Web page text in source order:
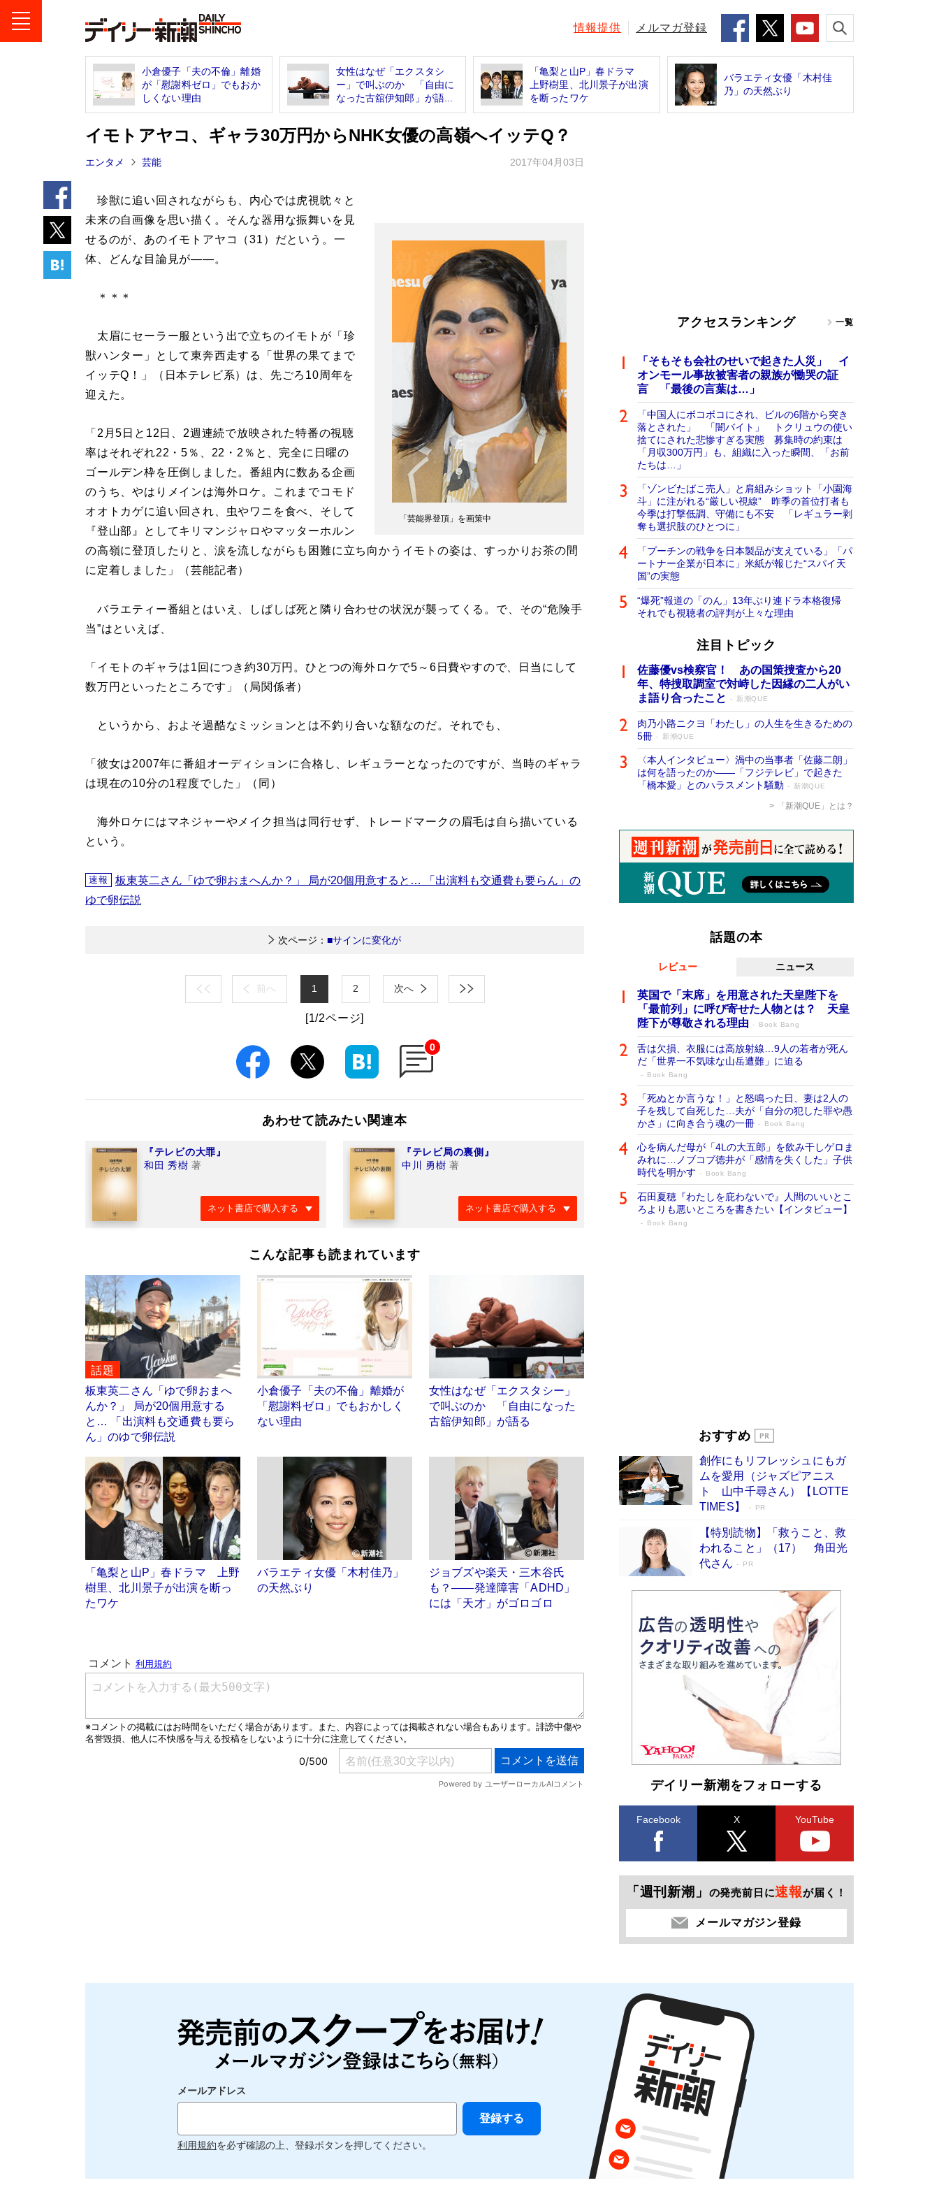
情報提供 メルマガ登録
小倉優子「夫の不倫」離婚
が「慰謝料ゼロ」でもおか
しくない理由
女性はなぜ「エクスタシ
ー」で叫ぶのか 「自由に
なった古舘伊知郎」が語...
「亀梨と山P」春ドラマ
上野樹里、北川景子が出演
を断ったワケ
バラエティ女優「木村佳
乃」の天然ぶり
イモトアヤコ、ギャラ30万円からNHK女優の高嶺へイッテQ？
エンタメ 芸能 2017年04月03日
「芸能界登頂」を画策中
珍獣に追い回されながらも、内心では虎視眈々と
未来の自画像を思い描く。そんな器用な振舞いを見
せるのが、あのイモトアヤコ（31）だという。一
体、どんな目論見が――。
＊＊＊
太眉にセーラー服という出で立ちのイモトが「珍
獣ハンター」として東奔西走する「世界の果てまで
イッテQ！」（日本テレビ系）は、先ごろ10周年を
迎えた。
「2月5日と12日、2週連続で放映された特番の視聴
率はそれぞれ22・5％、22・2％と、完全に日曜の
ゴールデン枠を圧倒しました。番組内に数ある企画
のうち、やはりメインは海外ロケ。これまでコモド
オオトカゲに追い回され、虫やワニを食べ、そして
『登山部』としてキリマンジャロやマッターホルン
の高嶺に登頂したりと、涙を流しながらも困難に立ち向かうイモトの姿は、すっかりお茶の間
に定着しました」（芸能記者）
バラエティー番組とはいえ、しばしば死と隣り合わせの状況が襲ってくる。で、その“危険手
当”はといえば、
「イモトのギャラは1回につき約30万円。ひとつの海外ロケで5～6日費やすので、日当にして
数万円といったところです」（局関係者）
というから、およそ過酷なミッションとは不釣り合いな額なのだ。それでも、
「彼女は2007年に番組オーディションに合格し、レギュラーとなったのですが、当時のギャラ
は現在の10分の1程度でした」（同）
海外ロケにはマネジャーやメイク担当は同行せず、トレードマークの眉毛は自ら描いている
という。
速報
板東英二さん「ゆで卵おまへんか？」 局が20個用意すると… 「出演料も交通費も要らん」の
ゆで卵伝説
次ページ： ■サインに変化が
前へ 1 2 次へ
[1/2ページ]
0
あわせて読みたい関連本
『テレビの大罪』
和田 秀樹 著
ネット書店で購入する
『テレビ局の裏側』
中川 勇樹 著
ネット書店で購入する
こんな記事も読まれています
話題
板東英二さん「ゆで卵おまへ
んか？」 局が20個用意する
と… 「出演料も交通費も要ら
ん」のゆで卵伝説
小倉優子「夫の不倫」離婚が
「慰謝料ゼロ」でもおかしく
ない理由
女性はなぜ「エクスタシー」
で叫ぶのか 「自由になった
古舘伊知郎」が語る
「亀梨と山P」春ドラマ 上野
樹里、北川景子が出演を断っ
たワケ
バラエティ女優「木村佳乃」
の天然ぶり
ジョブズや楽天・三木谷氏
も？――発達障害「ADHD」
には「天才」がゴロゴロ
アクセスランキング 一覧
「そもそも会社のせいで起きた人災」 イ
オンモール事故被害者の親族が慟哭の証
言 「最後の言葉は…」
「中国人にボコボコにされ、ビルの6階から突き
落とされた」 「闇バイト」 トクリュウの使い
捨てにされた悲惨すぎる実態 募集時の約束は
「月収300万円」も、組織に入った瞬間、「お前
たちは…」
「ゾンビたばこ売人」と肩組みショット「小園海
斗」に注がれる“厳しい視線” 昨季の首位打者も
今季は打撃低調、守備にも不安 「レギュラー剥
奪も選択肢のひとつに」
「プーチンの戦争を日本製品が支えている」「パ
ートナー企業が日本に」米紙が報じた“スパイ天
国”の実態
“爆死”報道の「のん」13年ぶり連ドラ本格復帰
それでも視聴者の評判が上々な理由
注目トピック
佐藤優vs検察官！ あの国策捜査から20
年、特捜取調室で対峙した因縁の二人がい
ま語り合ったこと
新潮QUE
肉乃小路ニクヨ「わたし」の人生を生きるための
5冊
新潮QUE
〈本人インタビュー〉渦中の当事者「佐藤二朗」
は何を語ったのか――「フジテレビ」で起きた
「橋本愛」とのハラスメント騒動
新潮QUE
「新潮QUE」とは？
話題の本
レビュー ニュース
英国で「末席」を用意された天皇陛下を
「最前列」に呼び寄せた人物とは？ 天皇
陛下が尊敬される理由
Book Bang
舌は欠損、衣服には高放射線…9人の若者が死ん
だ「世界一不気味な山岳遭難」に迫る
Book Bang
「死ぬとか言うな！」と怒鳴った日、妻は2人の
子を残して自死した…夫が「自分の犯した罪や愚
かさ」に向き合う魂の一冊
Book Bang
心を病んだ母が「4Lの大五郎」を飲み干しゲロま
みれに…ノブコブ徳井が「感情を失くした」子供
時代を明かす
Book Bang
石田夏穂『わたしを庇わないで』人間のいいとこ
ろよりも悪いところを書きたい【インタビュー】
Book Bang
開発への関心を押し上げた18年の物語に幕 特装
Book Bang
友近氏、絶賛！ 鎌倉を舞台に、孤独を抱えた
人々が新たな一歩を踏み出す連作短篇集『海のほ
とりのプラネット』試し読み
おすすめ
創作にもリフレッシュにもガ
ムを愛用（ジャズピアニス
ト 山中千尋さん）【LOTTE
TIMES】
PR
【特別読物】「救うこと、救
われること」（17） 角田光
代さん
PR
デイリー新潮をフォローする
Facebook X YouTube
「週刊新潮」 の発売前日に速報が届く！
メールマガジン登録
メールアドレス
利用規約を必ず確認の上、登録ボタンを押してください。